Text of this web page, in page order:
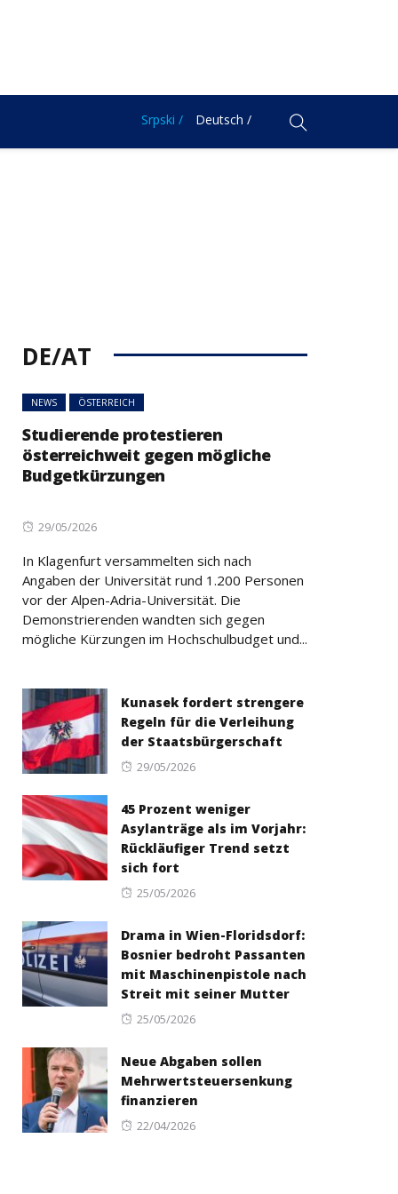
Srpski / Deutsch /
DE/AT
NEWS ÖSTERREICH
Studierende protestieren
österreichweit gegen mögliche
Budgetkürzungen
Posted
29/05/2026
In Klagenfurt versammelten sich nach
Angaben der Universität rund 1.200 Personen
vor der Alpen-Adria-Universität. Die
Demonstrierenden wandten sich gegen
mögliche Kürzungen im Hochschulbudget und...
Kunasek fordert strengere
Regeln für die Verleihung
der Staatsbürgerschaft
Posted
29/05/2026
45 Prozent weniger
Asylanträge als im Vorjahr:
Rückläufiger Trend setzt
sich fort
Posted
25/05/2026
Drama in Wien-Floridsdorf:
Bosnier bedroht Passanten
mit Maschinenpistole nach
Streit mit seiner Mutter
Posted
25/05/2026
Neue Abgaben sollen
Mehrwertsteuersenkung
finanzieren
Posted
22/04/2026